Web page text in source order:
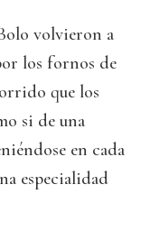
volvieron a
los fornos de
que los
si de una
en cada
especialidad